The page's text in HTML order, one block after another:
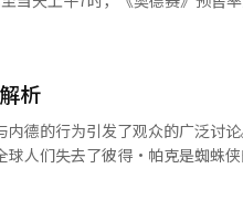
划于9月在法国共同举办全球电
司、发行公司等提供运营资金，
盖
同时举办体育和演出的多功能圆
实不同。巨大的屏幕和震撼的音
刻的故事，强烈推荐。我计划和
众人数约56.7万人，虽低于《蜘
全球首部全片采用IMAX胶片摄影
方面，《奥德赛》已于上月
关注的商业大片之一。 随着《奥德赛
上映的《蜘蛛侠：崭新之日》
赛》中饰演奥德修斯之子特勒马
析
引发了观众的广泛讨论。 在前作《蜘
球人们失去了彼得·帕克是蜘蛛